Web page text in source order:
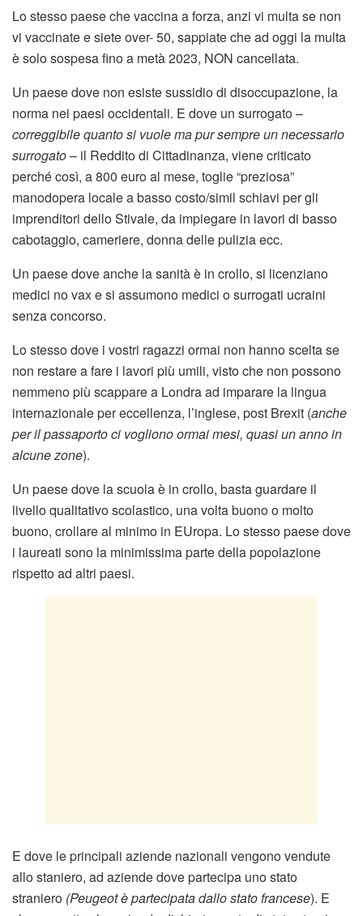
Lo stesso paese che vaccina a forza, anzi vi multa se non
vi vaccinate e siete over- 50, sappiate che ad oggi la multa
è solo sospesa fino a metà 2023, NON cancellata.
Un paese dove non esiste sussidio di disoccupazione, la
norma nei paesi occidentali. E dove un surrogato –
correggibile quanto si vuole ma pur sempre un necessario
surrogato– il Reddito di Cittadinanza, viene criticato
perché così, a 800 euro al mese, toglie “preziosa”
manodopera locale a basso costo/simil schiavi per gli
imprenditori dello Stivale, da impiegare in lavori di basso
cabotaggio, cameriere, donna delle pulizia ecc.
Un paese dove anche la sanità è in crollo, si licenziano
medici no vax e si assumono medici o surrogati ucraini
senza concorso.
Lo stesso dove i vostri ragazzi ormai non hanno scelta se
non restare a fare i lavori più umili, visto che non possono
nemmeno più scappare a Londra ad imparare la lingua
internazionale per eccellenza, l’inglese, post Brexit (anche
per il passaporto ci vogliono ormai mesi, quasi un anno in
alcune zone).
Un paese dove la scuola è in crollo, basta guardare il
livello qualitativo scolastico, una volta buono o molto
buono, crollare al minimo in EUropa. Lo stesso paese dove
i laureati sono la minimissima parte della popolazione
rispetto ad altri paesi.
E dove le principali aziende nazionali vengono vendute
allo staniero, ad aziende dove partecipa uno stato
straniero (Peugeot è partecipata dallo stato francese). E